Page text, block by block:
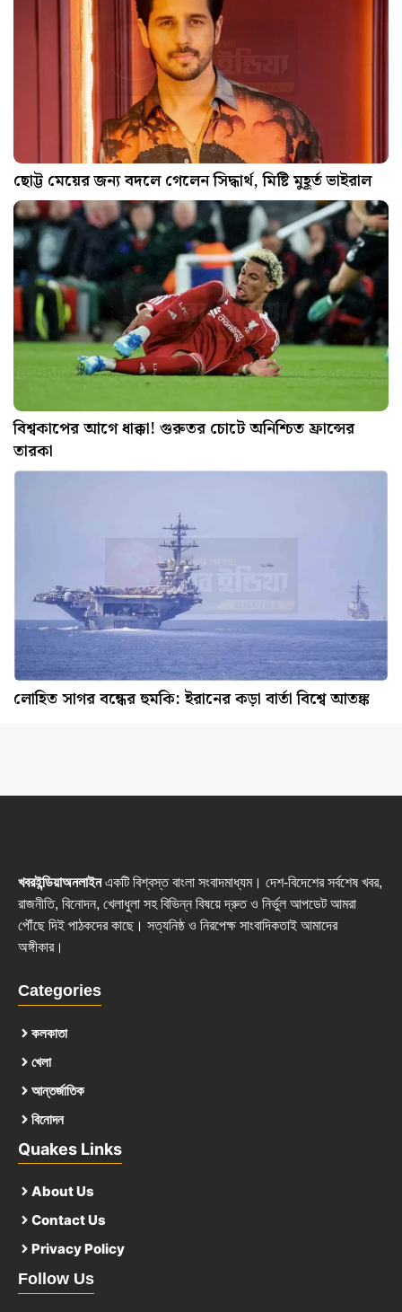
ছোট্ট মেয়ের জন্য বদলে গেলেন সিদ্ধার্থ, মিষ্টি মুহূর্ত ভাইরাল
বিশ্বকাপের আগে ধাক্কা! গুরুতর চোটে অনিশ্চিত ফ্রান্সের
তারকা
লোহিত সাগর বন্ধের হুমকি: ইরানের কড়া বার্তা বিশ্বে আতঙ্ক
খবরইন্ডিয়াঅনলাইনএকটি বিশ্বস্ত বাংলা সংবাদমাধ্যম। দেশ-বিদেশের সর্বশেষ খবর,
রাজনীতি, বিনোদন, খেলাধুলা সহ বিভিন্ন বিষয়ে দ্রুত ও নির্ভুল আপডেট আমরা
পৌঁছে দিই পাঠকদের কাছে। সত্যনিষ্ঠ ও নিরপেক্ষ সাংবাদিকতাই আমাদের
অঙ্গীকার।
Categories
কলকাতা
খেলা
আন্তর্জাতিক
বিনোদন
Quakes Links
About Us
Contact Us
Privacy Policy
Follow Us